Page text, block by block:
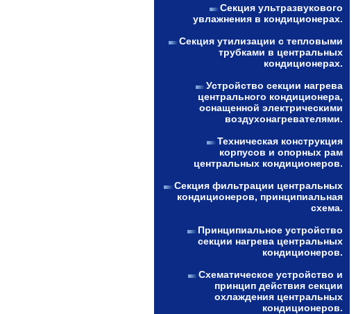
Секция ультразвукового
увлажнения в кондиционерах.
Секция утилизации с тепловыми
трубками в центральных
кондиционерах.
Устройство секции нагрева
центрального кондиционера,
оснащенной электрическими
воздухонагревателями.
Техническая конструкция
корпусов и опорных рам
центральных кондиционеров.
Секция фильтрации центральных
кондиционеров, принципиальная
схема.
Принципиальное устройство
секции нагрева центральных
кондиционеров.
Схематическое устройство и
принцип действия секции
охлаждения центральных
кондиционеров.